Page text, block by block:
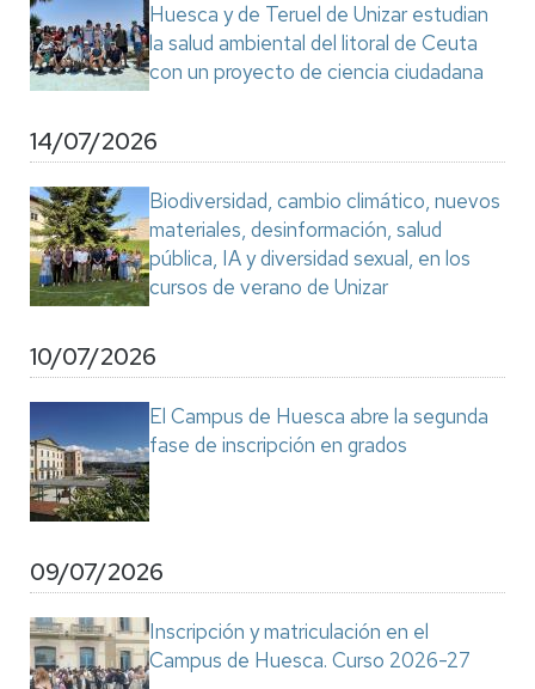
Huesca y de Teruel de Unizar estudian
la salud ambiental del litoral de Ceuta
con un proyecto de ciencia ciudadana
14/07/2026
Biodiversidad, cambio climático, nuevos
materiales, desinformación, salud
pública, IA y diversidad sexual, en los
cursos de verano de Unizar
10/07/2026
El Campus de Huesca abre la segunda
fase de inscripción en grados
09/07/2026
Inscripción y matriculación en el
Campus de Huesca. Curso 2026-27